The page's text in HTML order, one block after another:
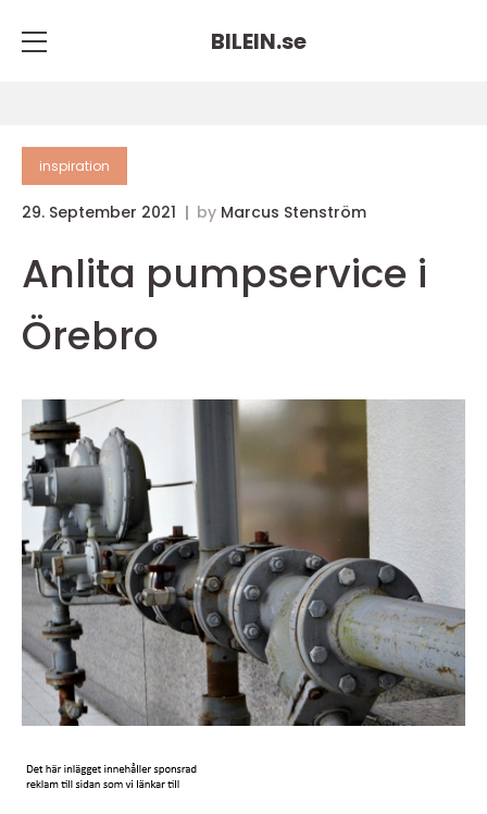
BILEIN.se
inspiration
29. September 2021 by Marcus Stenström
Anlita pumpservice i
Örebro